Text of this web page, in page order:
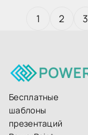
1 2 3
Бесплатные
шаблоны
презентаций